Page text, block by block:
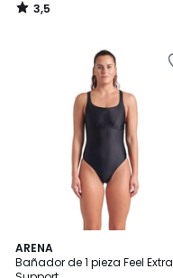
3,5
/
ARENA
Bañador de 1 pieza Feel Extra
3
/
2
Colores